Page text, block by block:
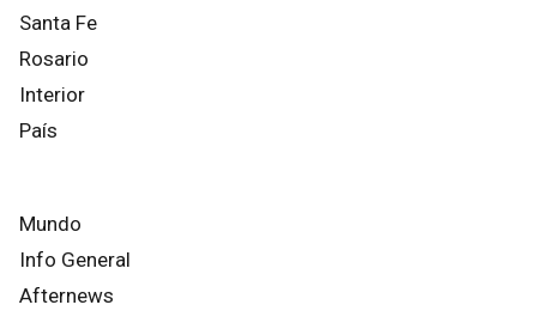
Santa Fe
Rosario
Interior
País
Mundo
Info General
Afternews